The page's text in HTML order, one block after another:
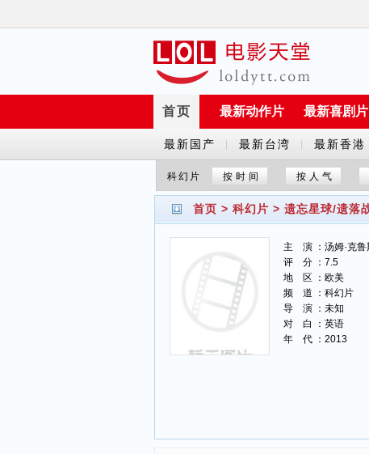
首页 最新动作片 最新喜剧片
最新国产
剧
最新台湾 最新香港
科幻片 按时间 按人气
首页 > 科幻片 > 遗忘星球/遗落
主 演 ：汤姆·克鲁
评 分 ：7.5
地 区 ：欧美
频 道 ：科幻片
导 演 ：未知
对 白 ：英语
年 代 ：2013